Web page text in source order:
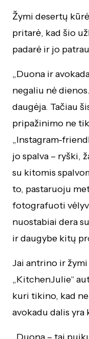
Žymi desertų
pritarė, kad šio
padarė ir jo
„Duona ir
negaliu nė
daugėja. Tačiau
pripažinimo ne
„Instagram-
jo spalva – ryški,
su kitomis
to, pastaruoju
fotografuoti
nuostabiai dera
ir daugybe kitų
Jai antrino ir
„KitchenJulie“
kuri tikino, kad
avokadu dalis yra
„Duona – tai